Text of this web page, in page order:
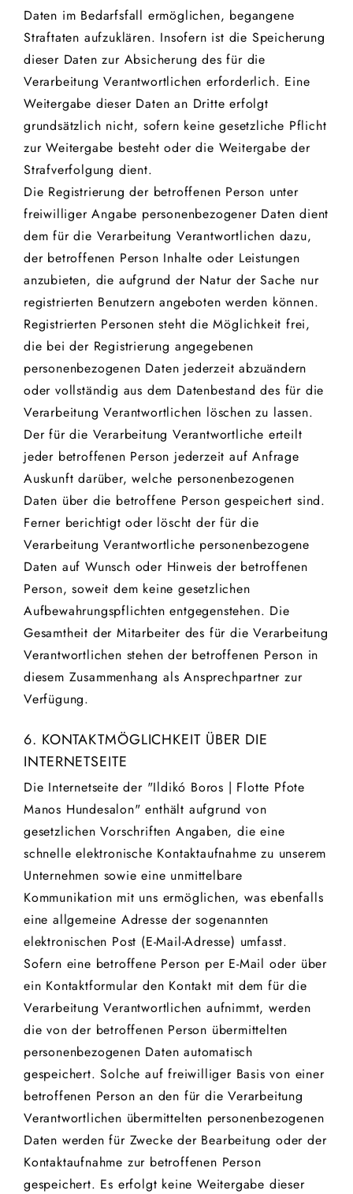
Daten im Bedarfsfall ermöglichen, begangene
Straftaten aufzuklären. Insofern ist die Speicherung
dieser Daten zur Absicherung des für die
Verarbeitung Verantwortlichen erforderlich. Eine
Weitergabe dieser Daten an Dritte erfolgt
grundsätzlich nicht, sofern keine gesetzliche Pflicht
zur Weitergabe besteht oder die Weitergabe der
Strafverfolgung dient.
Die Registrierung der betroffenen Person unter
freiwilliger Angabe personenbezogener Daten dient
dem für die Verarbeitung Verantwortlichen dazu,
der betroffenen Person Inhalte oder Leistungen
anzubieten, die aufgrund der Natur der Sache nur
registrierten Benutzern angeboten werden können.
Registrierten Personen steht die Möglichkeit frei,
die bei der Registrierung angegebenen
personenbezogenen Daten jederzeit abzuändern
oder vollständig aus dem Datenbestand des für die
Verarbeitung Verantwortlichen löschen zu lassen.
Der für die Verarbeitung Verantwortliche erteilt
jeder betroffenen Person jederzeit auf Anfrage
Auskunft darüber, welche personenbezogenen
Daten über die betroffene Person gespeichert sind.
Ferner berichtigt oder löscht der für die
Verarbeitung Verantwortliche personenbezogene
Daten auf Wunsch oder Hinweis der betroffenen
Person, soweit dem keine gesetzlichen
Aufbewahrungspflichten entgegenstehen. Die
Gesamtheit der Mitarbeiter des für die Verarbeitung
Verantwortlichen stehen der betroffenen Person in
diesem Zusammenhang als Ansprechpartner zur
Verfügung.
6. KONTAKTMÖGLICHKEIT ÜBER DIE
INTERNETSEITE
Die Internetseite der "Ildikó Boros | Flotte Pfote
Manos Hundesalon" enthält aufgrund von
gesetzlichen Vorschriften Angaben, die eine
schnelle elektronische Kontaktaufnahme zu unserem
Unternehmen sowie eine unmittelbare
Kommunikation mit uns ermöglichen, was ebenfalls
eine allgemeine Adresse der sogenannten
elektronischen Post (E-Mail-Adresse) umfasst.
Sofern eine betroffene Person per E-Mail oder über
ein Kontaktformular den Kontakt mit dem für die
Verarbeitung Verantwortlichen aufnimmt, werden
die von der betroffenen Person übermittelten
personenbezogenen Daten automatisch
gespeichert. Solche auf freiwilliger Basis von einer
betroffenen Person an den für die Verarbeitung
Verantwortlichen übermittelten personenbezogenen
Daten werden für Zwecke der Bearbeitung oder der
Kontaktaufnahme zur betroffenen Person
gespeichert. Es erfolgt keine Weitergabe dieser